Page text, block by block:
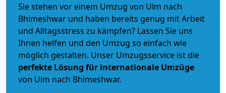
Sie stehen vor einem Umzug von Ulm nach
Bhimeshwar und haben bereits genug mit Arbeit
und Alltagsstress zu kämpfen? Lassen Sie uns
Ihnen helfen und den Umzug so einfach wie
möglich gestalten. Unser Umzugsservice ist die
perfekte Lösung für internationale Umzüge
von Ulm nach Bhimeshwar.